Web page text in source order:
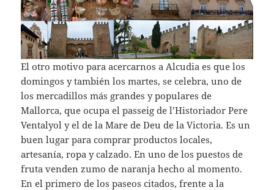
El otro motivo para acercarnos a Alcudia es que los
domingos y también los martes, se celebra, uno de
los mercadillos más grandes y populares de
Mallorca, que ocupa el passeig de l’Historiador Pere
Ventalyol y el de la Mare de Deu de la Victoria. Es un
buen lugar para comprar productos locales,
artesanía, ropa y calzado. En uno de los puestos de
fruta venden zumo de naranja hecho al momento.
En el primero de los paseos citados, frente a la